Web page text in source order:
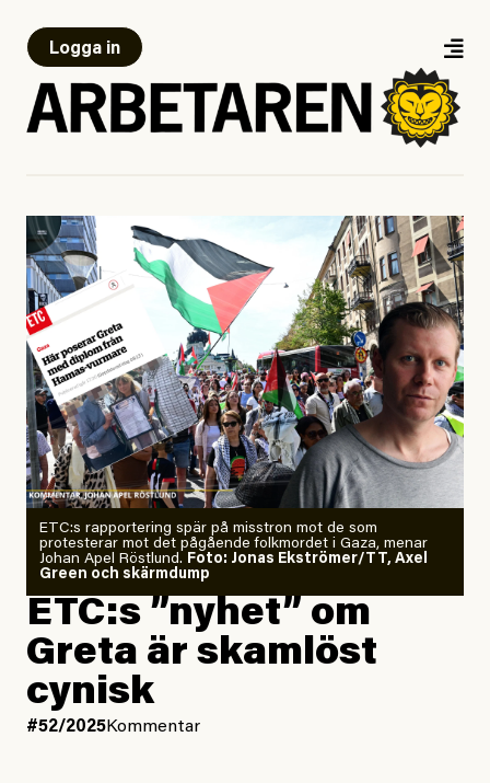
Logga in
ETC:s rapportering spär på misstron mot de som
protesterar mot det pågående folkmordet i Gaza, menar
Johan Apel Röstlund. Foto: Jonas Ekströmer/TT, Axel
Green och skärmdump
ETC:s ”nyhet” om
Greta är skamlöst
cynisk
#52/2025Kommentar